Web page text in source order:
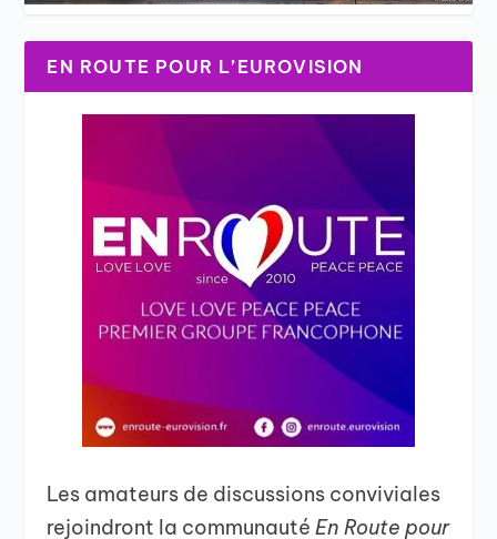
EN ROUTE POUR L’EUROVISION
Les amateurs de discussions conviviales
rejoindront la communautéEn Route pour